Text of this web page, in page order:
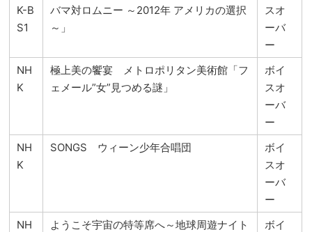
K-B
S1
バマ対ロムニー ～2012年 アメリカの選択
～」
スオ
ーバ
ー
NH
K
極上美の饗宴 メトロポリタン美術館「フ
ェメール”女”見つめる謎」
ボイ
スオ
ーバ
ー
NH
K
SONGS ウィーン少年合唱団
ボイ
スオ
ーバ
ー
NH
ようこそ宇宙の特等席へ～地球周遊ナイト
ボイ